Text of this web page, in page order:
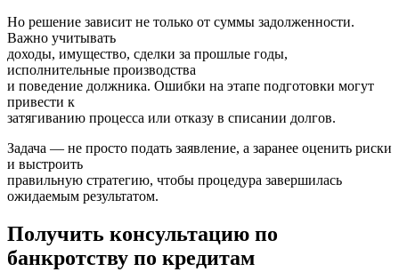
Но решение зависит не только от суммы задолженности.
Важно учитывать
доходы, имущество, сделки за прошлые годы,
исполнительные производства
и поведение должника. Ошибки на этапе подготовки могут
привести к
затягиванию процесса или отказу в списании долгов.
Задача — не просто подать заявление, а заранее оценить риски
и выстроить
правильную стратегию, чтобы процедура завершилась
ожидаемым результатом.
Получить консультацию по
банкротству по кредитам